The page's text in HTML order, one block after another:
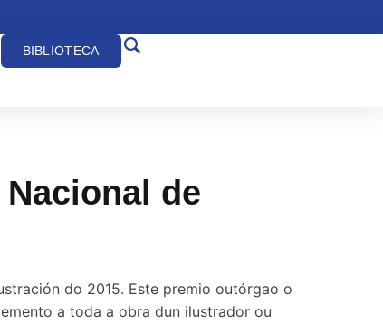
BIBLIOTECA
de
do 2015. Este premio outórgao o
a toda a obra dun ilustrador ou